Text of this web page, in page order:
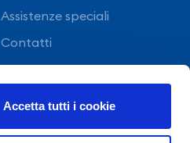
Accetta tutti i cookie
Assistenze speciali
Contatti